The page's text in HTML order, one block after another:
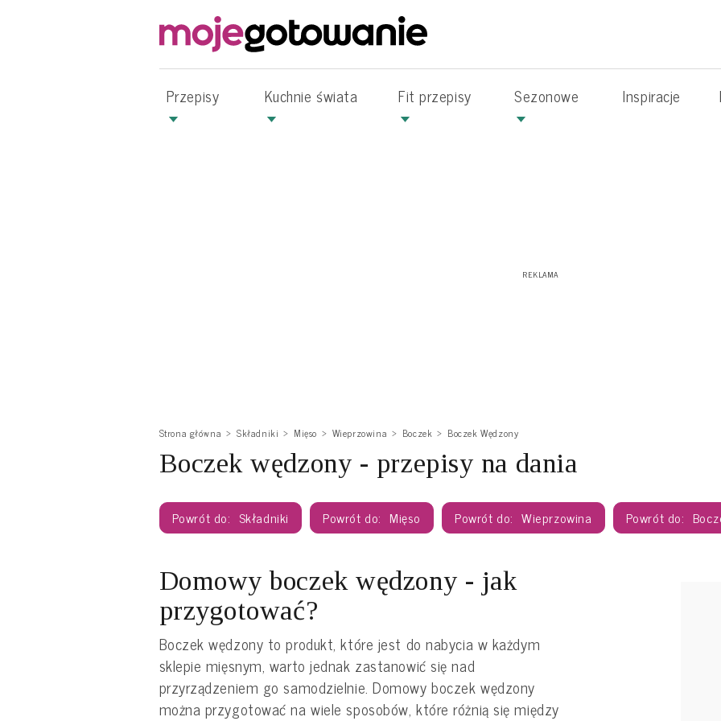
Przepisy Kuchnie świata Fit przepisy Sezonowe Inspiracje
Strona główna Składniki Mięso Wieprzowina Boczek Boczek Wędzony
Boczek wędzony - przepisy na dania
Składniki Mięso Wieprzowina
Domowy boczek wędzony - jak
przygotować?
Boczek wędzony to produkt, które jest do nabycia w każdym
sklepie mięsnym, warto jednak zastanowić się nad
przyrządzeniem go samodzielnie. Domowy boczek wędzony
można przygotować na wiele sposobów, które różnią się między